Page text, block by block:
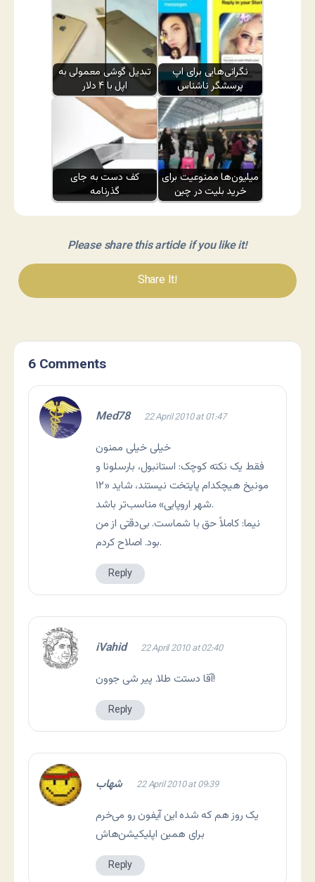
تبدیل گوشی معمولی به
اپل با ۴ دلار
نگرانی‌هایی برای اپ
پرسشگر ناشناس
کف دست به جای
گذرنامه
میلیون‌ها ممنوعیت برای
خرید بلیت در چین
Please share this article if you like it!
Share It!
6 Comments
Med78 22 April 2010 at 01:47
خیلی خیلی ممنون
فقط یک نکته کوچک: استانبول، بارسلونا و
مونیخ هیچکدام پایتخت نیستند، شاید «۱۲
شهر اروپایی» مناسب‌تر باشد.
نیما: کاملاً حق با شماست. بی‌دقتی از من
بود. اصلاح کردم.
Reply
iVahid 22 April 2010 at 02:40
آقا دستت طلا. پیر شی جوون!
Reply
شهاب 22 April 2010 at 09:39
یک روز هم که شده این آیفون رو می‌خرم
برای همین اپلیکیشن‌هاش
Reply